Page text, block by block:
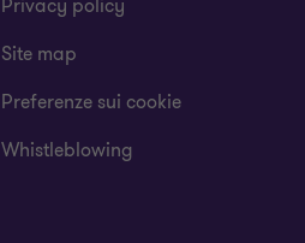
Privacy policy
Site map
Preferenze sui cookie
Whistleblowing